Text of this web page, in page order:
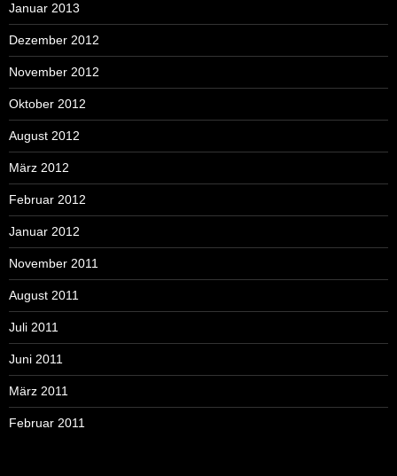
Januar 2013
Dezember 2012
November 2012
Oktober 2012
August 2012
März 2012
Februar 2012
Januar 2012
November 2011
August 2011
Juli 2011
Juni 2011
März 2011
Februar 2011